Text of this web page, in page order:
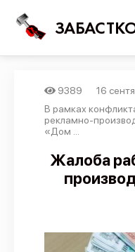
9389
16
В рамках
рекламно-
«Дом ...
Жалоба